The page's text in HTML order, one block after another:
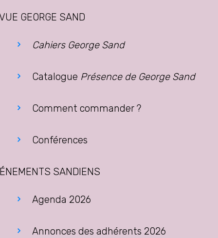
GEORGE SAND
Cahiers George Sand
Catalogue Présence de George Sand
Comment commander ?
Conférences
SANDIENS
Agenda 2026
Annonces des adhérents 2026